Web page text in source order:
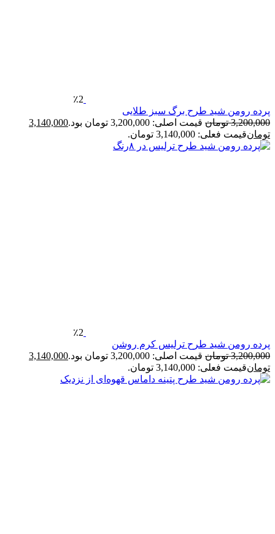
طرح برگ سبز طلایی
قیمت اصلی: 3,200,000 تومان بود.
3,140,000
تومان.
طرح ترلیس کرم روشن
قیمت اصلی: 3,200,000 تومان بود.
3,140,000
تومان.